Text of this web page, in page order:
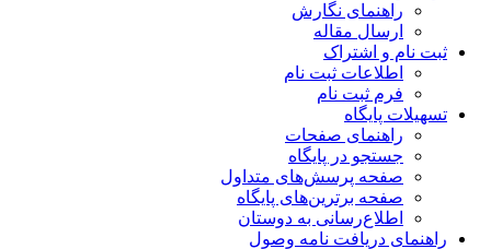
راهنمای نگارش
ارسال مقاله
ثبت نام و اشتراک
اطلاعات ثبت نام
فرم ثبت نام
تسهیلات پایگاه
راهنمای صفحات
جستجو در پایگاه
صفحه پرسش‌های متداول
صفحه برترین‌های پایگاه
اطلاع‌رسانی به دوستان
راهنمای دریافت نامه وصول